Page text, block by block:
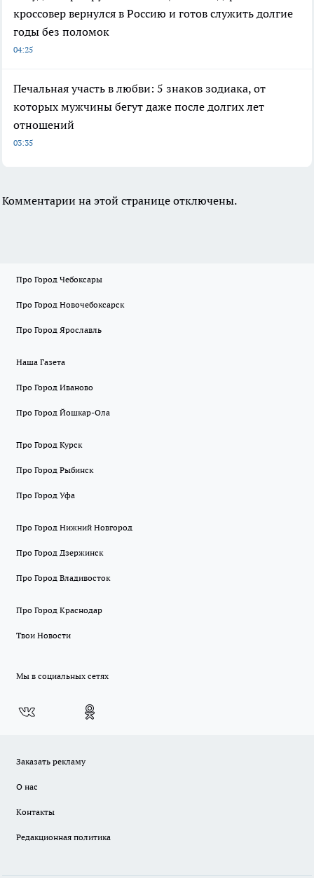
кроссовер вернулся в Россию и готов служить долгие
годы без поломок
04:25
Печальная участь в любви: 5 знаков зодиака, от
которых мужчины бегут даже после долгих лет
отношений
03:35
Комментарии на этой странице отключены.
Про Город Чебоксары
Про Город Новочебоксарск
Про Город Ярославль
Наша Газета
Про Город Иваново
Про Город Йошкар-Ола
Про Город Курск
Про Город Рыбинск
Про Город Уфа
Про Город Нижний Новгород
Про Город Дзержинск
Про Город Владивосток
Про Город Краснодар
Твои Новости
Мы в социальных сетях
Заказать рекламу
О нас
Контакты
Редакционная политика